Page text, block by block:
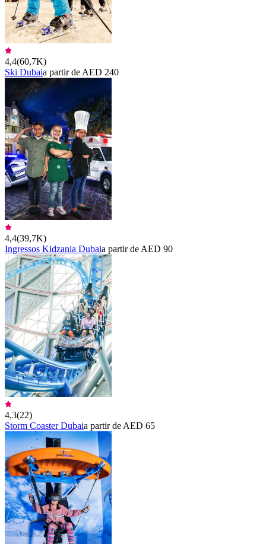
4,4(60,7K)
Ski Dubaia partir de AED 240
4,4(39,7K)
Ingressos Kidzania Dubaia partir de AED 90
4,3(22)
Storm Coaster Dubaia partir de AED 65